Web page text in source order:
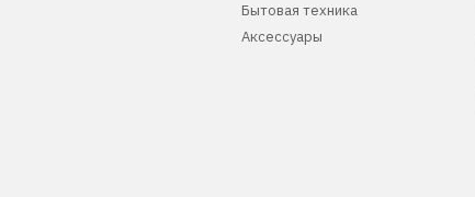
Бытовая техника
Аксессуары